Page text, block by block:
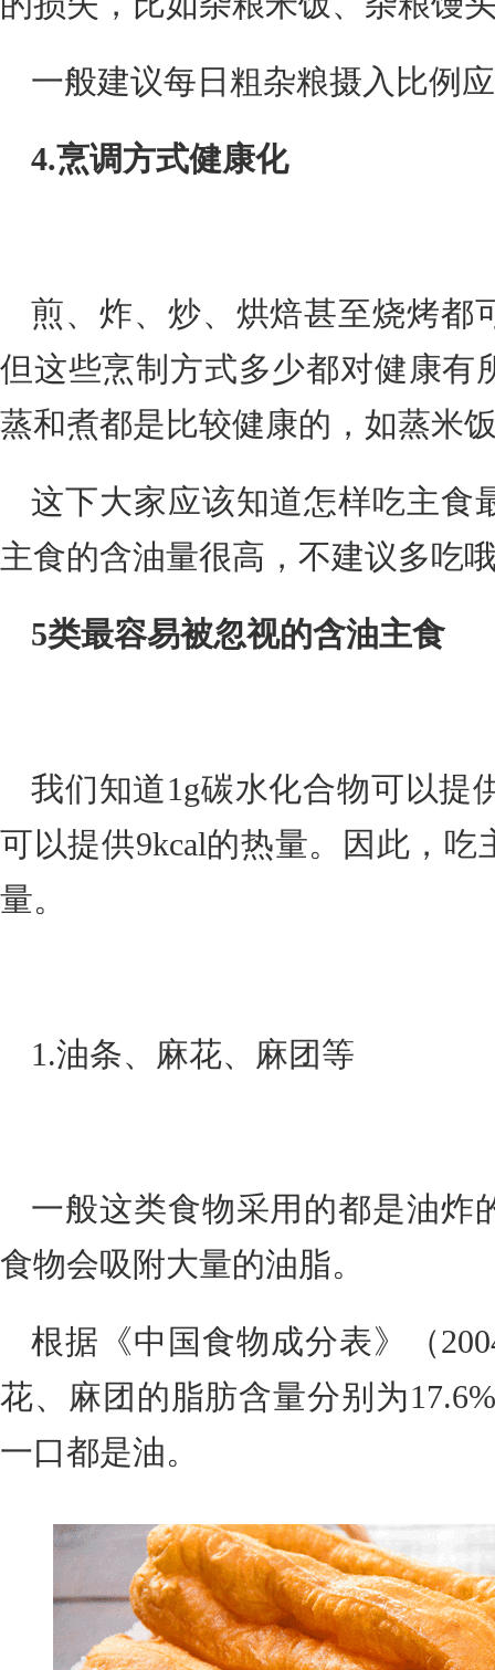
一般建议每日粗杂粮摄入比例
4.烹调方式健康化
煎、炸、炒、烘焙甚至烧烤都
但这些烹制方式多少都对健康有
蒸和煮都是比较健康的，如蒸米
这下大家应该知道怎样吃主食
主食的含油量很高，不建议多吃
5类最容易被忽视的含油主食
我们知道1g碳水化合物可以提
可以提供9kcal的热量。因此，
量。
1.油条、麻花、麻团等
一般这类食物采用的都是油炸
食物会吸附大量的油脂。
根据《中国食物成分表》（
花、麻团的脂肪含量分别为
一口都是油。